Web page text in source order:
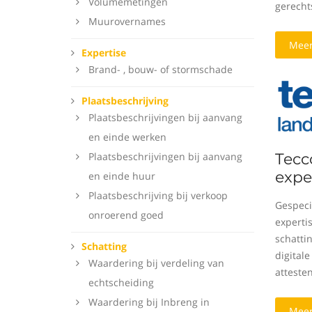
Muurovernames
Expertise
Brand- , bouw- of stormschade
Plaatsbeschrijving
Plaatsbeschrijvingen bij aanvang
en einde werken
Plaatsbeschrijvingen bij aanvang
en einde huur
Plaatsbeschrijving bij verkoop
onroerend goed
Schatting
Waardering bij verdeling van
echtscheiding
Waardering bij Inbreng in
digitale